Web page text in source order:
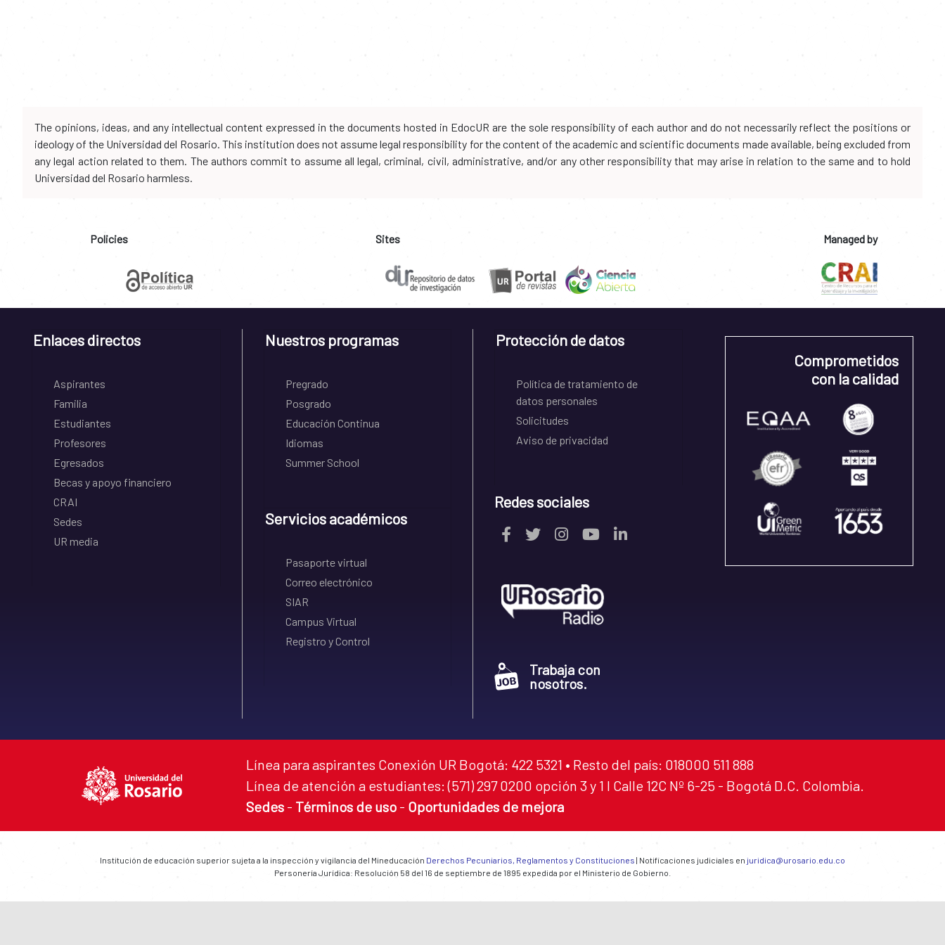
The opinions, ideas, and any intellectual content expressed in the documents hosted in EdocUR are the sole responsibility of each author and do not necessarily reflect the positions or
ideology of the Universidad del Rosario. This institution does not assume legal responsibility for the content of the academic and scientific documents made available, being excluded from
any legal action related to them. The authors commit to assume all legal, criminal, civil, administrative, and/or any other responsibility that may arise in relation to the same and to hold
Universidad del Rosario harmless.
Policies Sites Managed by
Enlaces directos
Aspirantes
Familia
Estudiantes
Profesores
Egresados
Becas y apoyo financiero
CRAI
Sedes
UR media
Nuestros programas
Pregrado
Posgrado
Educación Continua
Idiomas
Summer School
Servicios académicos
Pasaporte virtual
Correo electrónico
SIAR
Campus Virtual
Registro y Control
Protección de datos
Política de tratamiento de
datos personales
Solicitudes
Aviso de privacidad
Redes sociales
Trabaja con
nosotros.
Comprometidos
con la calidad
Línea para aspirantes Conexión UR Bogotá: 422 5321 • Resto del país: 018000 511 888
Línea de atención a estudiantes: (571) 297 0200 opción 3 y 1 I Calle 12C Nº 6-25 - Bogotá D.C. Colombia.
Sedes - Términos de uso - Oportunidades de mejora
Institución de educación superior sujeta a la inspección y vigilancia del Mineducación Derechos Pecuniarios, Reglamentos y Constituciones | Notificaciones judiciales en juridica@urosario.edu.co
Personería Jurídica: Resolución 58 del 16 de septiembre de 1895 expedida por el Ministerio de Gobierno.